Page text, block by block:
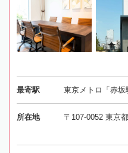
最寄駅 東京メトロ「赤坂
所在地 〒107-0052 東京